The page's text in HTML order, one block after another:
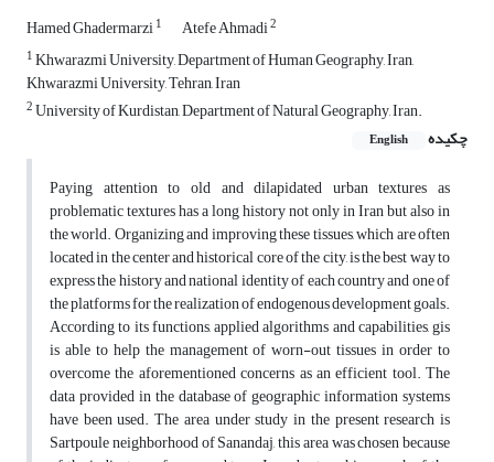
Hamed Ghadermarzi1 Atefe Ahmadi2
1Khwarazmi University, Department of Human Geography, Iran,
Khwarazmi University, Tehran, Iran
2University of Kurdistan, Department of Natural Geography, Iran.
چکیده
English
Paying attention to old and dilapidated urban textures as
problematic textures has a long history not only in Iran but also in
the world. Organizing and improving these tissues, which are often
located in the center and historical core of the city, is the best way to
express the history and national identity of each country and one of
the platforms for the realization of endogenous development goals.
According to its functions, applied algorithms and capabilities, gis
is able to help the management of worn-out tissues in order to
overcome the aforementioned concerns as an efficient tool. The
data provided in the database of geographic information systems
have been used. The area under study in the present research is
Sartpoule neighborhood of Sanandaj, this area was chosen because